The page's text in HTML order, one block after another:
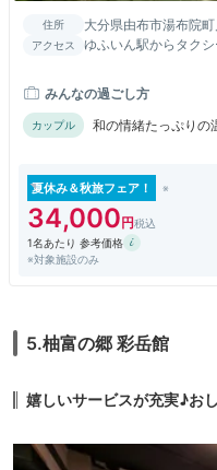
住所 大分県由布市湯布院
アクセス ゆふいん駅からタク
みんなの過ごし方
カップル 和の情緒たっぷりの
夏休み＆秋旅フェア！
34,000
1名あたり 参考価格
※対象施設のみ
5.柚富の郷 彩岳館
嬉しいサービスが充実♪お